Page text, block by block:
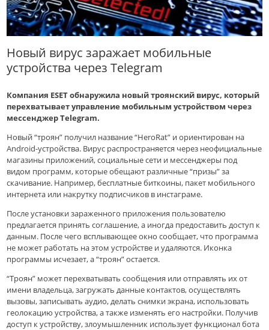
Новый вирус заражает мобильные
устройства через Telegram
Компания ESET обнаружила новый троянский вирус, который
перехватывает управление мобильным устройством через
мессенджер Telegram.
Новый “троян” получил название “HeroRat” и ориентирован на
Android-устройства. Вирус распространяется через неофициальные
магазины приложений, социальные сети и мессенджеры под
видом программ, которые обещают различные “призы” за
скачивание. Например, бесплатные биткоины, пакет мобильного
интернета или накрутку подписчиков в инстаграме.
После установки зараженного приложения пользователю
предлагается принять соглашение, а иногда предоставить доступ к
данным. После чего всплывающее окно сообщает, что программа
не может работать на этом устройстве и удаляются. Иконка
программы исчезает, а “троян” остается.
“Троян” может перехватывать сообщения или отправлять их от
имени владельца, загружать данные контактов, осуществлять
вызовы, записывать аудио, делать снимки экрана, использовать
геолокацию устройства, а также изменять его настройки. Получив
доступ к устройству, злоумышленник использует функционал бота